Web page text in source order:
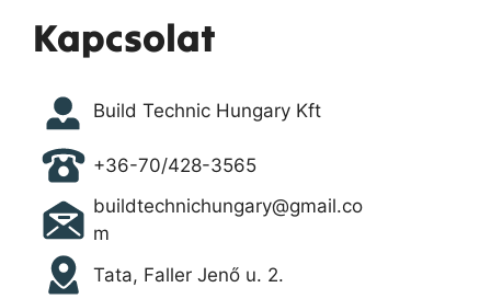
Kapcsolat
Build Technic Hungary Kft
+36-70/428-3565
buildtechnichungary@gmail.co
m
Tata, Faller Jenő u. 2.